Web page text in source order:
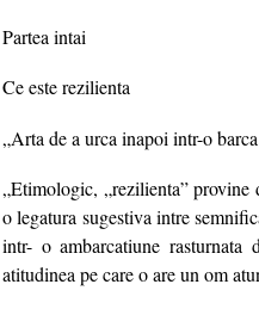
Partea intai
Ce este rezilienta
„Arta de a urca inapoi intr-o
„Etimologic, „rezilienta”
o legatura sugestiva intre
intr- o ambarcatiune
atitudinea pe care o are un om